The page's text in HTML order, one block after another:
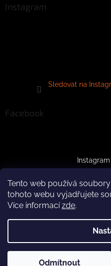
Tento web používá
tohoto webu vyjadřujete
Více informacízde.
Odmítnout
Z důvodu čerpání dovolené
Instagram
Sledovat na
Facebook
Instagram
Upravit